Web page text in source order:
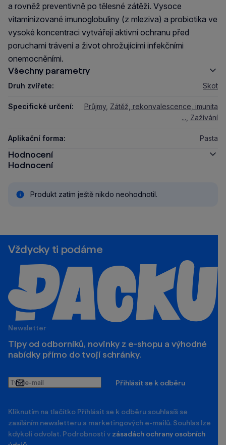
a rovněž preventivně po tělesné zátěži. Vysoce
vitaminizované imunoglobuliny (z mleziva) a probiotika ve
vysoké koncentraci vytvářejí aktivní ochranu před
poruchami trávení a život ohrožujícími infekčními
onemocněními.
Všechny parametry
Druh zvířete: Skot
Specifické určení: Průjmy, Zátěž, rekonvalescence, imunita
... Zažívání
Aplikační forma: Pasta
Hodnocení
Hodnocení
Produkt zatím ještě nikdo neohodnotil.
Vždycky ti podáme
Newsletter
Tipy od odborníků, novinky z e‑shopu a výhodné
nabídky přímo do tvojí schránky.
Tvůj
e-
Přihlásit se k odběru
Kliknutím na tlačítko Příhlásit se k odběru souhlasíš se
zasíláním newsletteru a marketingových e-mailů. Souhlas lze
kdykoli odvolat. Podrobnosti v zásadách ochrany osobních